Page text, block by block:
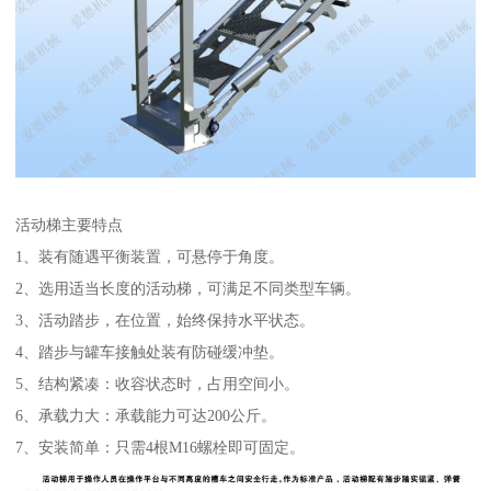
活动梯主要特点
1、装有随遇平衡装置，可悬停于角度。
2、选用适当长度的活动梯，可满足不同类型车辆。
3、活动踏步，在位置，始终保持水平状态。
4、踏步与罐车接触处装有防碰缓冲垫。
5、结构紧凑：收容状态时，占用空间小。
6、承载力大：承载能力可达200公斤。
7、安装简单：只需4根M16螺栓即可固定。